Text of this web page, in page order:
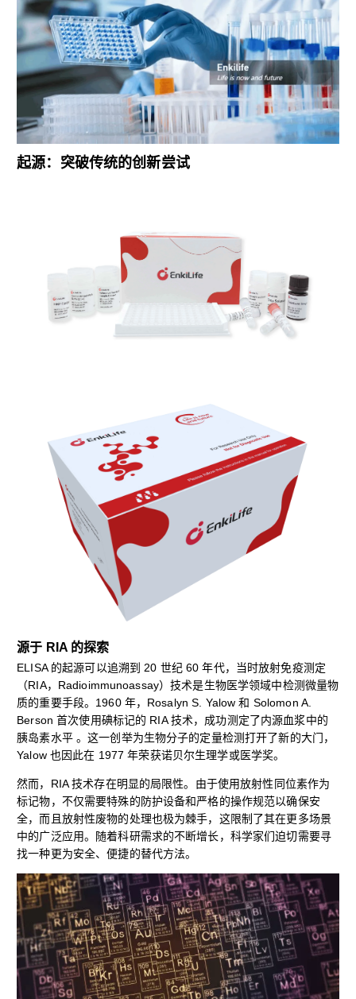
起源：突破传统的创新尝试
源于 RIA 的探索
ELISA 的起源可以追溯到 20 世纪 60 年代，当时放射免疫测定
（RIA，Radioimmunoassay）技术是生物医学领域中检测微量物
质的重要手段。1960 年，Rosalyn S. Yalow 和 Solomon A.
Berson 首次使用碘标记的 RIA 技术，成功测定了内源血浆中的
胰岛素水平 。这一创举为生物分子的定量检测打开了新的大门，
Yalow 也因此在 1977 年荣获诺贝尔生理学或医学奖。
然而，RIA 技术存在明显的局限性。由于使用放射性同位素作为
标记物，不仅需要特殊的防护设备和严格的操作规范以确保安
全，而且放射性废物的处理也极为棘手，这限制了其在更多场景
中的广泛应用。随着科研需求的不断增长，科学家们迫切需要寻
找一种更为安全、便捷的替代方法。